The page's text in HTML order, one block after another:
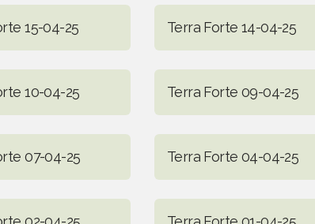
15-04-25 Terra Forte 14-04-25
10-04-25 Terra Forte 09-04-25
07-04-25 Terra Forte 04-04-25